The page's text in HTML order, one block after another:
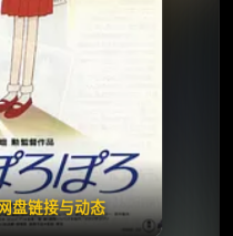
盘链接与动态
失效请反馈